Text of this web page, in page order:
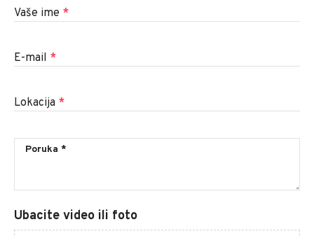
Vaše ime *
E-mail *
Lokacija *
Ubacite video ili foto